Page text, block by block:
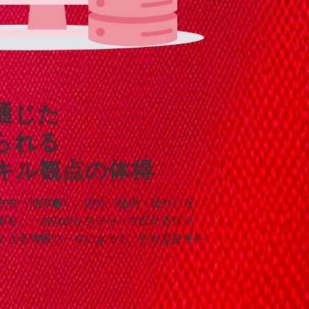
じた
れる
ル観点の体得
右（他部署）、内外（社内・社外）を
を、一方向のレクチャーで伝えるだけ
る体感ワークによって、その重要性や